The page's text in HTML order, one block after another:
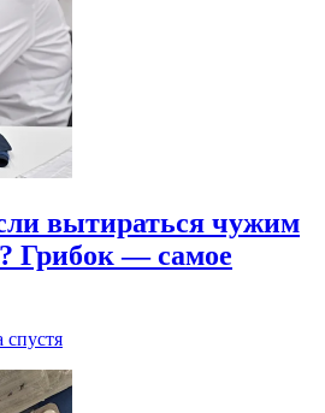
вытираться чужим
Грибок — самое
спустя